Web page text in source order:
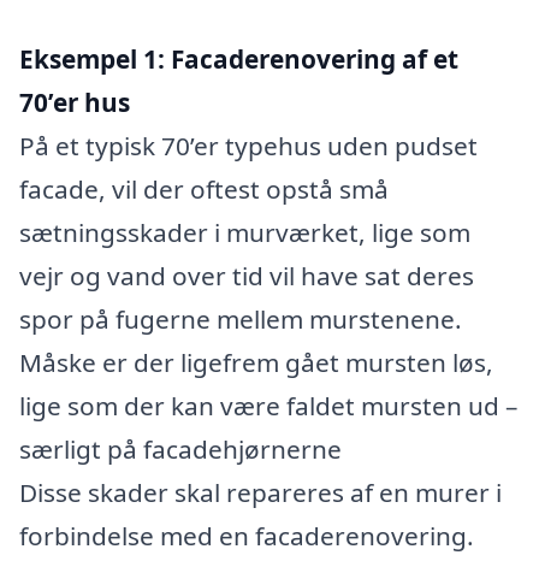
Eksempel 1: Facaderenovering af et
70’er hus
På et typisk 70’er typehus uden pudset
facade, vil der oftest opstå små
sætningsskader i murværket, lige som
vejr og vand over tid vil have sat deres
spor på fugerne mellem murstenene.
Måske er der ligefrem gået mursten løs,
lige som der kan være faldet mursten ud –
særligt på facadehjørnerne
Disse skader skal repareres af en murer i
forbindelse med en facaderenovering.